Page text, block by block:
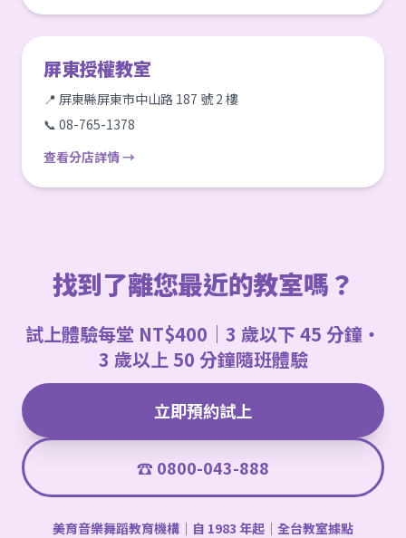
屏東授權教室
📍 屏東縣屏東市中山路 187 號 2 樓
📞 08-765-1378
查看分店詳情 →
找到了離您最近的教室嗎？
試上體驗每堂 NT$400｜3 歲以下 45 分鐘・
3 歲以上 50 分鐘隨班體驗
立即預約試上
☎ 0800-043-888
美育音樂舞蹈教育機構｜自 1983 年起｜全台教室據點